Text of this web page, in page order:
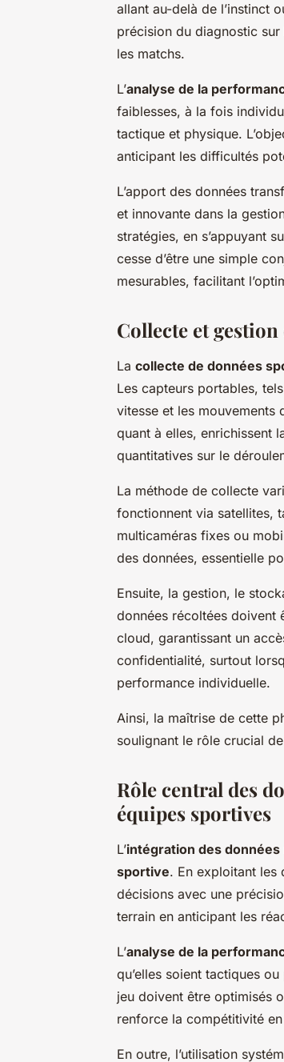
allant au-delà de l’instinct
précision du diagnostic
les matchs.
L’analyse de la
faiblesses, à la fois
tactique et physique.
anticipant les difficultés
L’apport des données
et innovante dans la
stratégies, en s’appuyant
cesse d’être une simple
mesurables, facilitant
Collecte et
La collecte de données
Les capteurs portables,
vitesse et les mouvements
quant à elles, enrichissent
quantitatives sur le
La méthode de collecte
fonctionnent via satellites,
multicaméras fixes ou
des données, essentielle
Ensuite, la gestion, le
données récoltées doivent
cloud, garantissant un
confidentialité, surtout
performance individuelle.
Ainsi, la maîtrise de cette
soulignant le rôle crucial
Rôle central des
équipes sportives
L’intégration des données
sportive. En exploitant les
décisions avec une
terrain en anticipant les
L’analyse de la
qu’elles soient tactiques
jeu doivent être optimisés
renforce la compétitivité
En outre, l’utilisation